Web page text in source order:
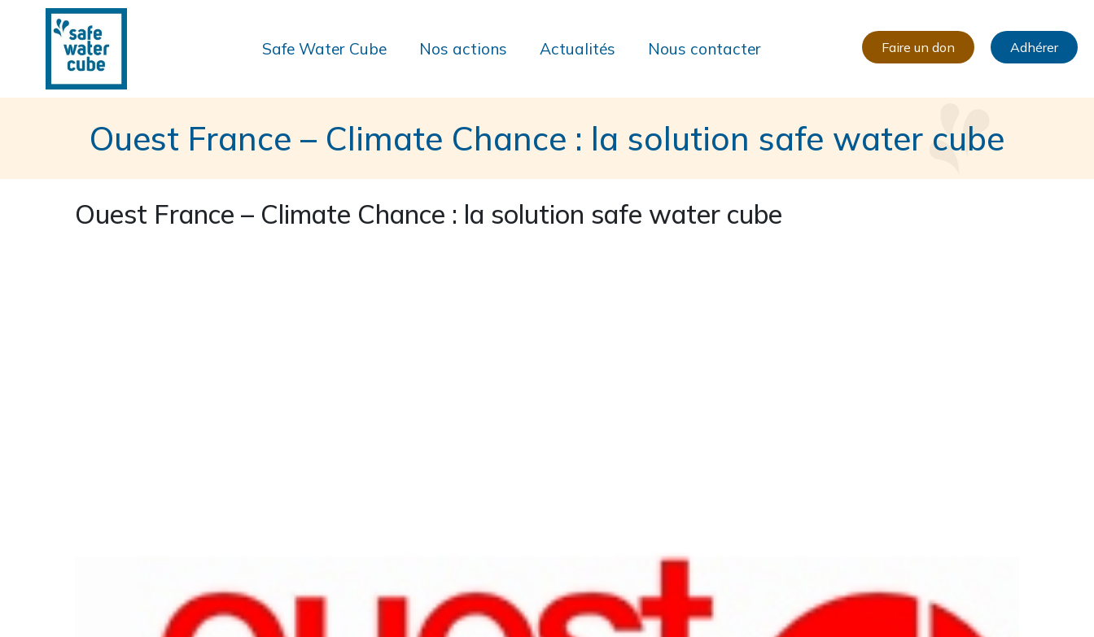
Safe Water Cube Nos actions Actualités Nous contacter Faire un don Adhérer
Ouest France – Climate Chance : la solution safe water cube
Ouest France – Climate Chance : la solution safe water cube